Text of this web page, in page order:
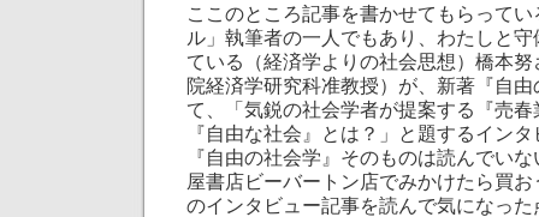
ここのところ記事を書かせてもらって
ル」執筆者の一人でもあり、わたしと
ている（経済学よりの社会思想）橋本
院経済学研究科准教授）が、新著『自
て、「気鋭の社会学者が提案する『売
『自由な社会』とは？」と題するイン
『自由の社会学』そのものは読んでい
屋書店ビーバートン店でみかけたら買
のインタビュー記事を読んで気になっ